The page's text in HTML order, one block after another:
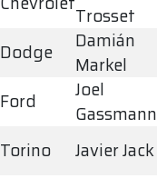
Trosset
Dodge
Damián
Markel
Ford
Joel
Gassmann
Torino Javier Jack